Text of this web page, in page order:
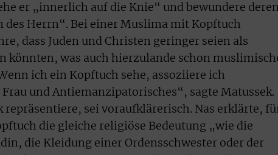
er „innerlich auf die Knie“ und bewundere deren
des Herrn“. Bei einer Muslima mit Kopftuch
dass Juden und Christen geringer seien als
könnten, was auch hierzulande schon
ich ein Kopftuch sehe, assoziiere ich
und Antiemanzipatorisches“, sagte Matussek.
repräsentiere, sei voraufklärerisch. Nas erklärte,
die gleiche religiöse Bedeutung „wie die
die Kleidung einer Ordensschwester oder der